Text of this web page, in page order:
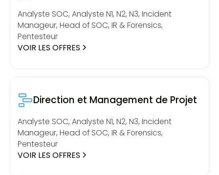
Analyste SOC, Analyste N1, N2, N3, Incident
Manageur, Head of SOC, IR & Forensics,
Pentesteur
VOIR LES OFFRES
Direction et Management de Projet
Analyste SOC, Analyste N1, N2, N3, Incident
Manageur, Head of SOC, IR & Forensics,
Pentesteur
VOIR LES OFFRES